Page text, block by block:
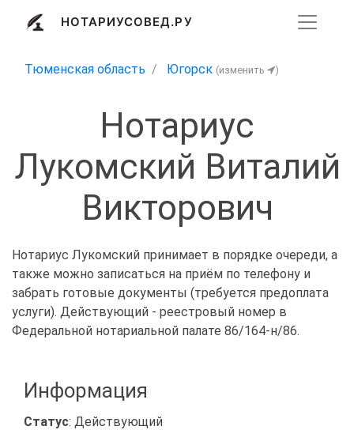
НОТАРИУСОВЕД.РУ
Тюменская область Югорск (изменить )
Нотариус
Лукомский Виталий
Викторович
Нотариус Лукомский принимает в порядке очереди, а
также можно записаться на приём по телефону и
забрать готовые документы (требуется предоплата
услуги). Действующий - реестровый номер в
Федеральной нотариальной палате 86/164-н/86.
Информация
Статус: Действующий